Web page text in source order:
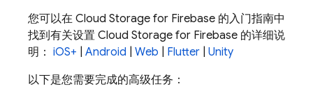
您可以在 Cloud Storage for Firebase 的入门指南中
找到有关设置 Cloud Storage for Firebase 的详细说
明： iOS+ Android Web Flutter Unity
以下是您需要完成的高级任务：